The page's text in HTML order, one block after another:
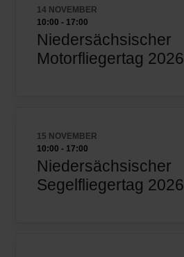
14 NOVEMBER
10:00 - 17:00
Niedersächsischer
Motorfliegertag 2026
15 NOVEMBER
10:00 - 17:00
Niedersächsischer
Segelfliegertag 2026